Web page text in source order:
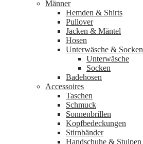
Männer
Hemden & Shirts
Pullover
Jacken & Mäntel
Hosen
Unterwäsche & Socken
Unterwäsche
Socken
Badehosen
Accessoires
Taschen
Schmuck
Sonnenbrillen
Kopfbedeckungen
Stirnbänder
Handschuhe & Stulpen